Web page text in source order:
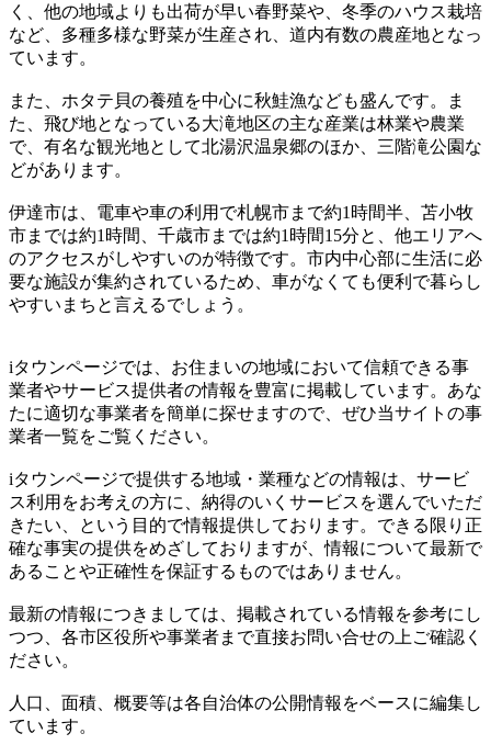
く、他の地域よりも出荷が早い春野菜や、冬季のハウス栽培
など、多種多様な野菜が生産され、道内有数の農産地となっ
ています。
また、ホタテ貝の養殖を中心に秋鮭漁なども盛んです。ま
た、飛び地となっている大滝地区の主な産業は林業や農業
で、有名な観光地として北湯沢温泉郷のほか、三階滝公園な
どがあります。
伊達市は、電車や車の利用で札幌市まで約1時間半、苫小牧
市までは約1時間、千歳市までは約1時間15分と、他エリアへ
のアクセスがしやすいのが特徴です。市内中心部に生活に必
要な施設が集約されているため、車がなくても便利で暮らし
やすいまちと言えるでしょう。
iタウンページでは、お住まいの地域において信頼できる事
業者やサービス提供者の情報を豊富に掲載しています。あな
たに適切な事業者を簡単に探せますので、ぜひ当サイトの事
業者一覧をご覧ください。
iタウンページで提供する地域・業種などの情報は、サービ
ス利用をお考えの方に、納得のいくサービスを選んでいただ
きたい、という目的で情報提供しております。できる限り正
確な事実の提供をめざしておりますが、情報について最新で
あることや正確性を保証するものではありません。
最新の情報につきましては、掲載されている情報を参考にし
つつ、各市区役所や事業者まで直接お問い合せの上ご確認く
ださい。
人口、面積、概要等は各自治体の公開情報をベースに編集し
ています。